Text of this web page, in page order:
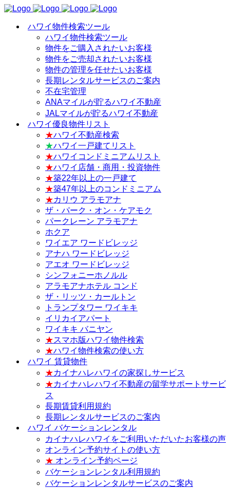
ハワイ物件検索ツール
ハワイ物件検索ツール
物件をご購入されたいお客様
物件をご売却されたいお客様
物件の管理を任せたいお客様
長期レンタルサービスのご案内
不在宅管理
ANAマイルが貯るハワイ不動産
JALマイルが貯るハワイ不動産
ハワイ優良物件リスト
★ハワイ不動産検索
★ハワイ一戸建てリスト
★ハワイコンドミニアムリスト
★ハワイ店舗・商用・投資物件
★築22年以上の一戸建て
★築47年以上のコンドミニアム
★カリウ アラモアナ
ザ・パーク・オン・ケアモク
パークレーン アラモアナ
ホクア
ワイエア ワードビレッジ
アナハ ワードビレッジ
アエオ ワードビレッジ
シンフォニーホノルル
アラモアナホテル コンド
ザ・リッツ・カールトン
トランプタワー ワイキキ
イリカイアパート
ワイキキ バニヤン
★スマホ版ハワイ物件検索
★ハワイ物件検索の使い方
ハワイ 賃貸物件
★カイナハレハワイの家探しサービス
★カイナハレハワイ不動産の留学サポートサービ
ス
長期賃貸利用規約
長期レンタルサービスのご案内
ハワイ バケーションレンタル
カイナハレハワイをご利用いただいたお客様の声
オンライン予約サイトの使い方
★ オンライン予約ページ
バケーションレンタル利用規約
バケーションレンタルサービスのご案内